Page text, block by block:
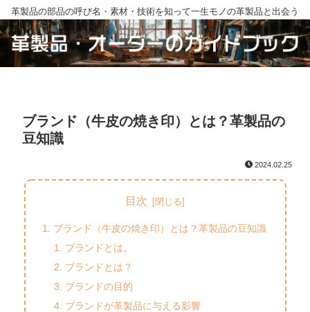
革製品の部品の呼び名・素材・技術を知って一生モノの革製品と出会う
ブランド（牛皮の焼き印）とは？革製品の
豆知識
2024.02.25
目次
ブランド（牛皮の焼き印）とは？革製品の豆知識
ブランドとは。
ブランドとは？
ブランドの目的
ブランドが革製品に与える影響